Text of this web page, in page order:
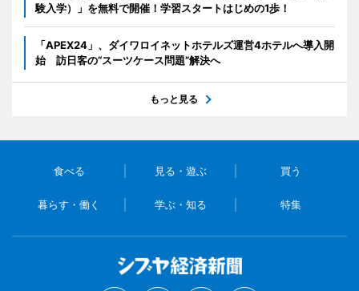
験入学）」を無料で開催！学習スタートはじめの1歩！
「APEX24」、ダイワロイネットホテルズ運営4ホテルへ導入開
始 訪日客の“スーツケース問題”解決へ
もっと見る
食べる 見る・遊ぶ 買う
暮らす・働く 学ぶ・知る 特集